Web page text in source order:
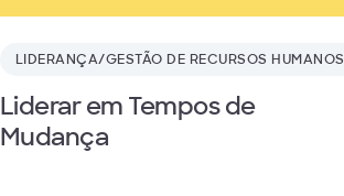
LIDERANÇA/GESTÃO DE RECURSOS HUMANOS
Liderar em Tempos de
Mudança